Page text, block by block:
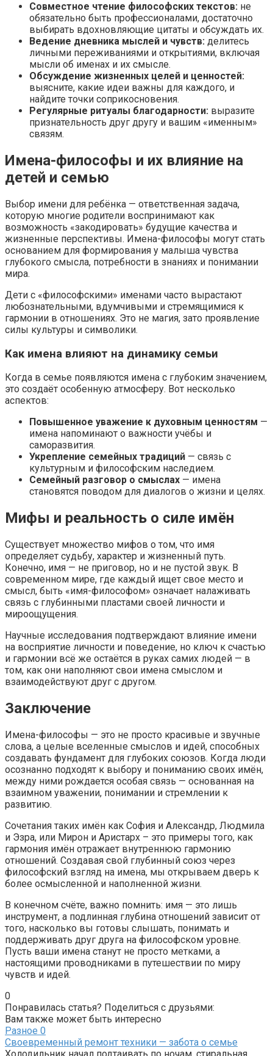
Совместное чтение философских текстов: не
обязательно быть профессионалами, достаточно
выбирать вдохновляющие цитаты и обсуждать их.
Ведение дневника мыслей и чувств: делитесь
личными переживаниями и открытиями, включая
мысли об именах и их смысле.
Обсуждение жизненных целей и ценностей:
выясните, какие идеи важны для каждого, и
найдите точки соприкосновения.
Регулярные ритуалы благодарности: выразите
признательность друг другу и вашим «именным»
связям.
Имена-философы и их влияние на
детей и семью
Выбор имени для ребёнка — ответственная задача,
которую многие родители воспринимают как
возможность «закодировать» будущие качества и
жизненные перспективы. Имена-философы могут стать
основанием для формирования у малыша чувства
глубокого смысла, потребности в знаниях и понимании
мира.
Дети с «философскими» именами часто вырастают
любознательными, вдумчивыми и стремящимися к
гармонии в отношениях. Это не магия, зато проявление
силы культуры и символики.
Как имена влияют на динамику семьи
Когда в семье появляются имена с глубоким значением,
это создаёт особенную атмосферу. Вот несколько
аспектов:
Повышенное уважение к духовным ценностям —
имена напоминают о важности учёбы и
саморазвития.
Укрепление семейных традиций — связь с
культурным и философским наследием.
Семейный разговор о смыслах — имена
становятся поводом для диалогов о жизни и целях.
Мифы и реальность о силе имён
Существует множество мифов о том, что имя
определяет судьбу, характер и жизненный путь.
Конечно, имя — не приговор, но и не пустой звук. В
современном мире, где каждый ищет свое место и
смысл, быть «имя-философом» означает налаживать
связь с глубинными пластами своей личности и
мироощущения.
Научные исследования подтверждают влияние имени
на восприятие личности и поведение, но ключ к счастью
и гармонии всё же остаётся в руках самих людей — в
том, как они наполняют свои имена смыслом и
взаимодействуют друг с другом.
Заключение
Имена-философы — это не просто красивые и звучные
слова, а целые вселенные смыслов и идей, способных
создавать фундамент для глубоких союзов. Когда люди
осознанно подходят к выбору и пониманию своих имён,
между ними рождается особая связь — основанная на
взаимном уважении, понимании и стремлении к
развитию.
Сочетания таких имён как София и Александр, Людмила
и Эзра, или Мирон и Аристарх – это примеры того, как
гармония имён отражает внутреннюю гармонию
отношений. Создавая свой глубинный союз через
философский взгляд на имена, мы открываем дверь к
более осмысленной и наполненной жизни.
В конечном счёте, важно помнить: имя — это лишь
инструмент, а подлинная глубина отношений зависит от
того, насколько вы готовы слышать, понимать и
поддерживать друг друга на философском уровне.
Пусть ваши имена станут не просто метками, а
настоящими проводниками в путешествии по миру
чувств и идей.
0
Понравилась статья? Поделиться с друзьями:
Вам также может быть интересно
Разное 0
Своевременный ремонт техники — забота о семье